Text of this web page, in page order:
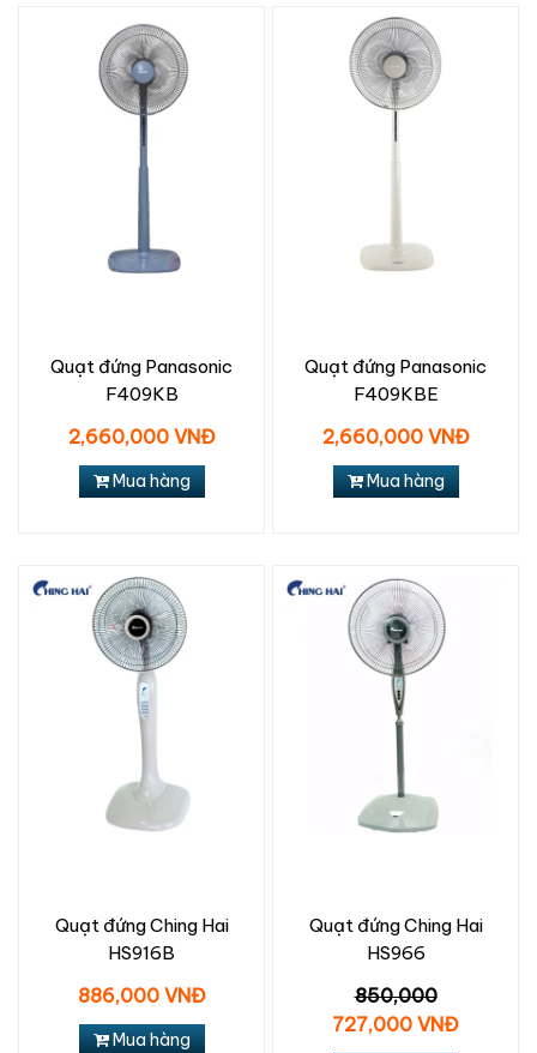
Quạt đứng Panasonic
F409KB
2,660,000 VNĐ
Mua hàng
Quạt đứng Panasonic
F409KBE
2,660,000 VNĐ
Mua hàng
Quạt đứng Ching Hai
HS916B
886,000 VNĐ
Mua hàng
Quạt đứng Ching Hai
HS966
850,000
727,000 VNĐ